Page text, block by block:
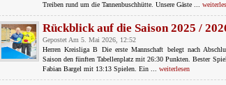
Treiben rund um die Tannenbuschhütte. Unsere Gäste ...
Rückblick auf die Saison 2025 /
Gepostet Am 5. Mai 2026, 12:52
Herren Kreisliga B Die erste Mannschaft belegt nach
Saison den fünften Tabellenplatz mit 26:30 Punkten. Bester
Fabian Bargel mit 13:13 Spielen. Ein ... weiterlesen